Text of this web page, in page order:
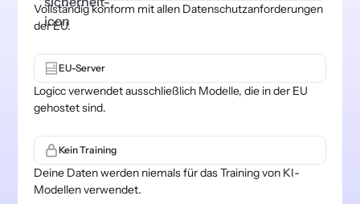
Vollständig konform mit allen Datenschutzanforderungen
der EU.
EU-Server
Logicc verwendet ausschließlich Modelle, die in der EU
gehostet sind.
Kein Training
Deine Daten werden niemals für das Training von KI-
Modellen verwendet.